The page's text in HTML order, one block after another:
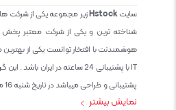
سایتHstockزیر مجموعه یکی از شرکت
هوشمندنت با افتخار توانست یکی از
نمایش بیشتر